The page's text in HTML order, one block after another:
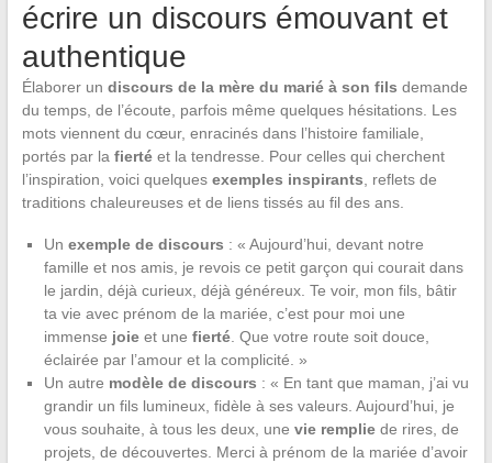
écrire un discours émouvant et
authentique
Élaborer un discours de la mère du marié à son fils demande
du temps, de l’écoute, parfois même quelques hésitations. Les
mots viennent du cœur, enracinés dans l’histoire familiale,
portés par la fiertéet la tendresse. Pour celles qui cherchent
l’inspiration, voici quelques exemples inspirants , reflets de
traditions chaleureuses et de liens tissés au fil des ans.
Un exemple de discours : « Aujourd’hui, devant notre
famille et nos amis, je revois ce petit garçon qui courait dans
le jardin, déjà curieux, déjà généreux. Te voir, mon fils, bâtir
ta vie avec prénom de la mariée , c’est pour moi une
immense joieet une fierté. Que votre route soit douce,
éclairée par l’amour et la complicité. »
Un autre modèle de discours : « En tant que maman, j’ai vu
grandir un fils lumineux, fidèle à ses valeurs. Aujourd’hui, je
vous souhaite, à tous les deux, une vie rempliede rires, de
projets, de découvertes. Merci à prénom de la mariée d’avoir